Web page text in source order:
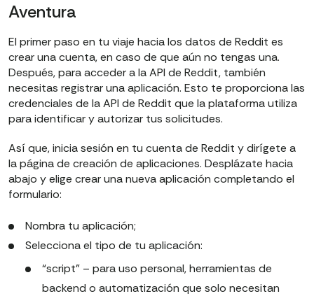
Aventura
El primer paso en tu viaje hacia los datos de Reddit es
crear una cuenta, en caso de que aún no tengas una.
Después, para acceder a la API de Reddit, también
necesitas registrar una aplicación. Esto te proporciona las
credenciales de la API de Reddit que la plataforma utiliza
para identificar y autorizar tus solicitudes.
Así que, inicia sesión en tu cuenta de Reddit y dirígete a
la página de creación de aplicaciones. Desplázate hacia
abajo y elige crear una nueva aplicación completando el
formulario:
Nombra tu aplicación;
Selecciona el tipo de tu aplicación:
“script” – para uso personal, herramientas de
backend o automatización que solo necesitan